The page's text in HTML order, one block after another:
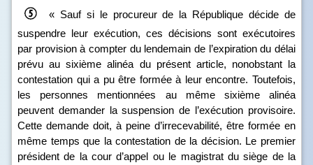
« Sauf si le procureur de la République décide de
suspendre leur exécution, ces décisions sont exécutoires
par provision à compter du lendemain de l’expiration du délai
prévu au sixième alinéa du présent article, nonobstant la
contestation qui a pu être formée à leur encontre. Toutefois,
les personnes mentionnées au même sixième alinéa
peuvent demander la suspension de l’exécution provisoire.
Cette demande doit, à peine d’irrecevabilité, être formée en
même temps que la contestation de la décision. Le premier
président de la cour d’appel ou le magistrat du siège de la